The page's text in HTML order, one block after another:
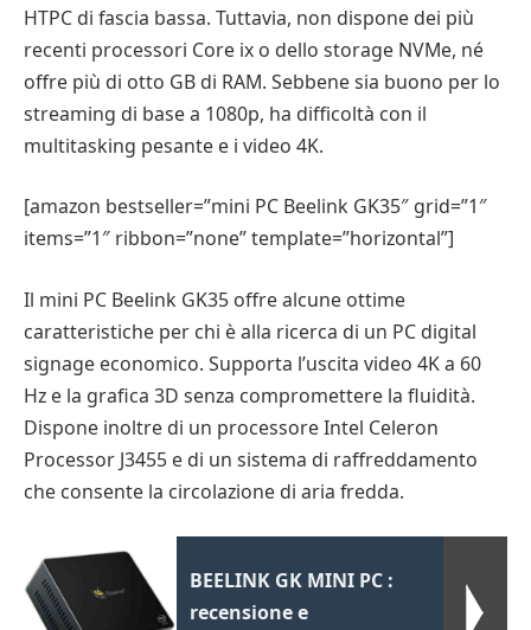
HTPC di fascia bassa. Tuttavia, non dispone dei più
recenti processori Core ix o dello storage NVMe, né
offre più di otto GB di RAM. Sebbene sia buono per lo
streaming di base a 1080p, ha difficoltà con il
multitasking pesante e i video 4K.
[amazon bestseller=”mini PC Beelink GK35″ grid=”1″
items=”1″ ribbon=”none” template=”horizontal”]
Il mini PC Beelink GK35 offre alcune ottime
caratteristiche per chi è alla ricerca di un PC digital
signage economico. Supporta l’uscita video 4K a 60
Hz e la grafica 3D senza compromettere la fluidità.
Dispone inoltre di un processore Intel Celeron
Processor J3455 e di un sistema di raffreddamento
che consente la circolazione di aria fredda.
BEELINK GK MINI PC :
recensione e